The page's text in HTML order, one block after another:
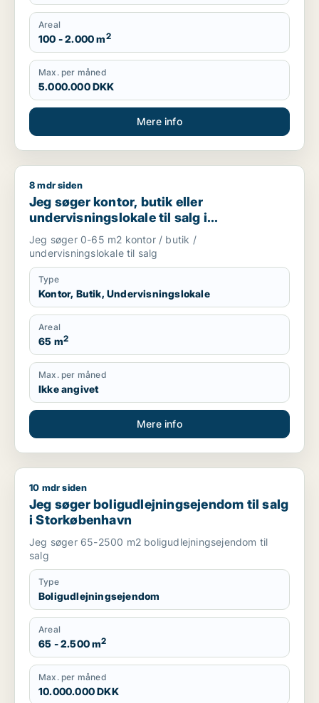
Areal
100 - 2.000 m2
Max. per måned
5.000.000 DKK
Mere info
Jeg søger kontor, butik eller undervisningslokale til salg i
8 mdr siden
Jeg søger kontor, butik eller
undervisningslokale til salg i
Storkøbenhavn, Nordsjælland eller Fyn
m.fl.
Jeg søger 0-65 m2 kontor / butik /
undervisningslokale til salg
Type
Kontor, Butik, Undervisningslokale
Areal
65 m2
Max. per måned
Ikke angivet
Mere info
Jeg søger boligudlejningsejendom til salg i Storkøbenhavn
10 mdr siden
Jeg søger boligudlejningsejendom til salg
i Storkøbenhavn
Jeg søger 65-2500 m2 boligudlejningsejendom til
salg
Type
Boligudlejningsejendom
Areal
65 - 2.500 m2
Max. per måned
10.000.000 DKK